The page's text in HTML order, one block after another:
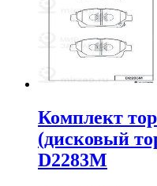
Комплект
(дисковый
D2283M